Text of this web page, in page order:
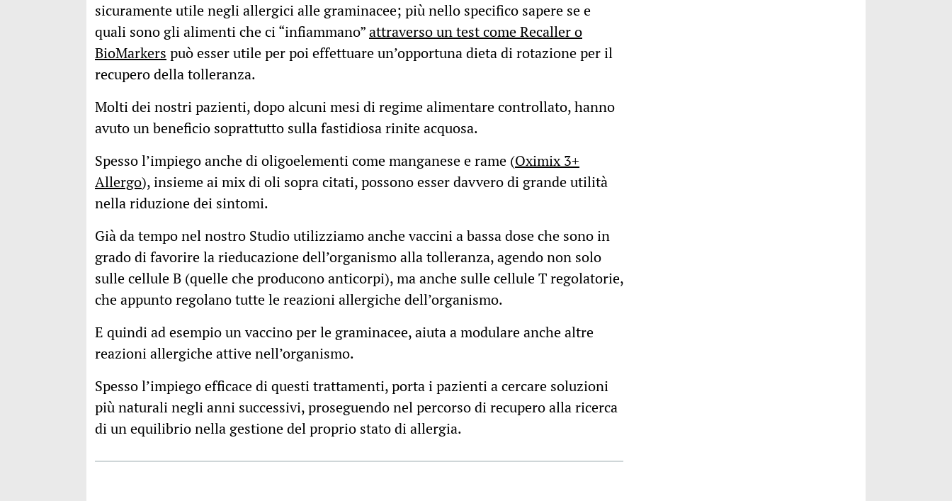
sicuramente utile negli allergici alle graminacee; più nello specifico sapere se e
quali sono gli alimenti che ci “infiammano”attraverso un test come Recaller o
BioMarkers può esser utile per poi effettuare un’opportuna dieta di rotazione per il
recupero della tolleranza.
Molti dei nostri pazienti, dopo alcuni mesi di regime alimentare controllato, hanno
avuto un beneficio soprattutto sulla fastidiosa rinite acquosa.
Spesso l’impiego anche di oligoelementi come manganese e rame (Oximix 3+
Allergo), insieme ai mix di oli sopra citati, possono esser davvero di grande utilità
nella riduzione dei sintomi.
Già da tempo nel nostro Studio utilizziamo anche vaccini a bassa dose che sono in
grado di favorire la rieducazione dell’organismo alla tolleranza, agendo non solo
sulle cellule B (quelle che producono anticorpi), ma anche sulle cellule T regolatorie,
che appunto regolano tutte le reazioni allergiche dell’organismo.
E quindi ad esempio un vaccino per le graminacee, aiuta a modulare anche altre
reazioni allergiche attive nell’organismo.
Spesso l’impiego efficace di questi trattamenti, porta i pazienti a cercare soluzioni
più naturali negli anni successivi, proseguendo nel percorso di recupero alla ricerca
di un equilibrio nella gestione del proprio stato di allergia.